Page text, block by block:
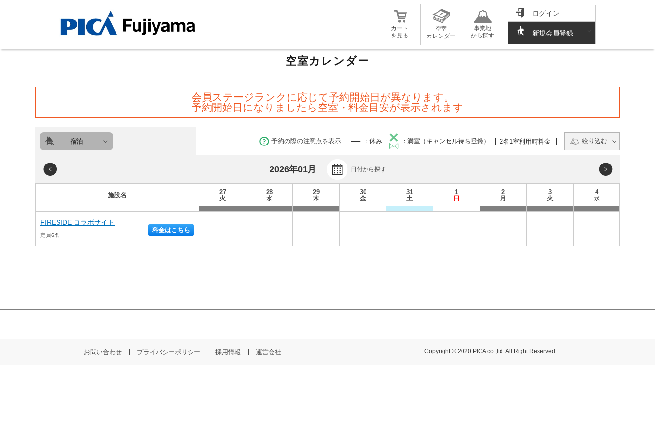
カート
を見る
空室
カレンダー
事業地
から探す
ログイン
新規会員登録
空室カレンダー
会員ステージランクに応じて予約開始日が異なります。
予約開始日になりましたら空室・料金目安が表示されます
宿泊 予約の際の注意点を表示 ：休み ：満室（キャンセル待ち登録） 2名1室利用時料金 絞り込む
2026年01月 日付から探す
施設名
27
火
28
水
29
木
30
金
31
土
1
日
2
月
3
火
4
水
FIRESIDE コラボサイト
定員6名
料金はこちら
お問い合わせ プライバシーポリシー 採用情報 運営会社 Copyright © 2020 PICA co.,ltd. All Right Reserved.